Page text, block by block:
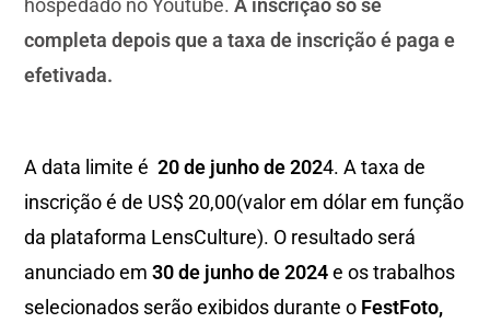
hospedado no Youtube.A inscrição só se
completa depois que a taxa de inscrição é paga e
efetivada.
A data limite é 20 de junho de 2024. A taxa de
inscrição é de US$ 20,00(valor em dólar em função
da plataforma LensCulture). O resultado será
anunciado em30 de junho de 2024e os trabalhos
selecionados serão exibidos durante o FestFoto,